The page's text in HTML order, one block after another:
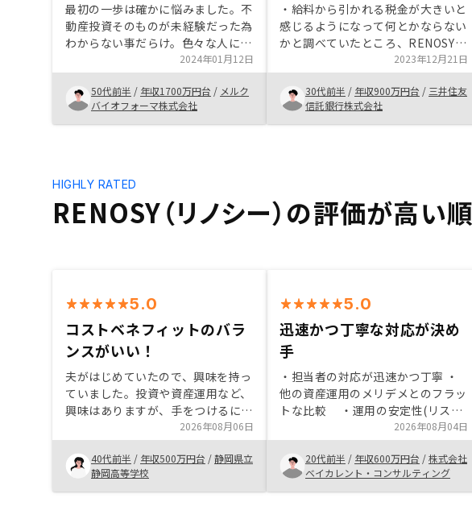
最初の一歩は確かに悩みました。不
動産投資そのものが未経験だった為
わからない事だらけ。色々な人に聞
いてみても賛否両論。でも結局決め
るのは皆さん自信です。信じれるか
信じれないか、それは一歩を踏み出
さないとその向こうの景色は見れな
いと思います。私もまだまだ始めた
2024年01月12日
50代前半 / 年収1700万円台 / メルク
バイオフォーマ株式会社
・給料から引かれる税金が大きいと
感じるようになって何とかならない
かと調べていたところ、RENOSYの
SNS広告をたまたま見つけたことが
きっかけです。 ・RENOSYのサイ
トに情報登録したところ、すぐにお
電話をいただき、はじめは信用して
よいか怪しんでいましたが、実際に
士の方との面談の機会もいただき、
納得するまで徹底的にご説明いただ
がどのように生まれているか積極的
に開示した方が顧客からの信頼を早
期に得やすいと思います。 ・不動
産のキャッシュフローが赤でも投資
る資料があるといいと思います。
2023年12月21日
30代前半 / 年収900万円台 / 三井住友
信託銀行株式会社
RENOSY（リノシー）の評価が高い順
HIGHLY RATED
5.0
コストベネフィットのバラ
ンスがいい！
夫がはじめていたので、興味を持っ
ていました。投資や資産運用など、
興味はありますが、手をつけるには
勇気がいるし、時間もありません。
リノシーは、こちらがコスト感を抱
く部分を全て代行してくださってい
る印象で、サクッと投資、サクッと
資産形成ができた！と思います。
2026年08月06日
40代前半 / 年収500万円台 /静岡県立
静岡高等学校
5.0
迅速かつ丁寧な対応が決め
手
・担当者の対応が迅速かつ丁寧 ・
他の資産運用のメリデメとのフラッ
トな比較 ・運用の安定性(リスク
の少なさ) ・インフレ対策 ・保
証の充実(空室、設備、原状回復費
等) ・ローンのレバレッジによる
収益性 ・
2026年08月04日
20代前半 / 年収600万円台 /株式会社
ベイカレント・コンサルティング